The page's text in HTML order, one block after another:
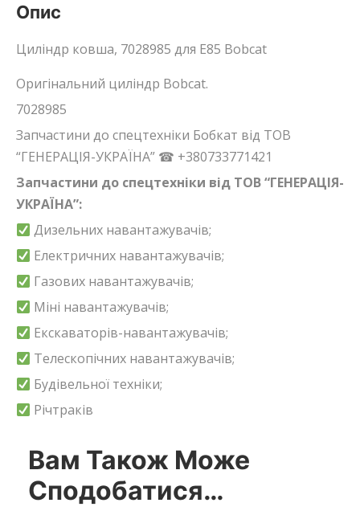
Опис
Циліндр ковша, 7028985 для E85 Bobcat
Оригінальний циліндр Bobcat.
7028985
Запчастини до спецтехніки Бобкат від ТОВ
“ГЕНЕРАЦІЯ-УКРАЇНА” ☎ +380733771421
Запчастини до спецтехніки від ТОВ “ГЕНЕРАЦІЯ-
УКРАЇНА”:
Дизельних навантажувачів;
Електричних навантажувачів;
Газових навантажувачів;
Міні навантажувачів;
Екскаваторів-навантажувачів;
Телескопічних навантажувачів;
Будівельної техніки;
Річтраків
Вам Також Може
Сподобатися…